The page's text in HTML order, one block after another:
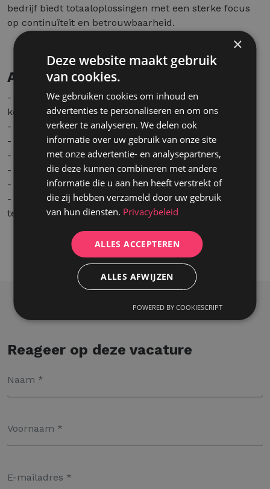
bedrijf biedt totaaloplossingen met een sterke focus
op continuïteit en betrouwbaarheid.
Aanbod
- Een aantrekkelijk loon in lijn met jouw ervaring en
kennis
- Servicewagen of kilometervergoeding
- Maaltijdcheques
- Ecocheques
- Ploegenpremie
- Hospitalisatieverzekering
- Een afwisselende functie binnen een stabiele en
technische werkomgeving
Reageer op deze vacature
×
Deze website maakt gebruik
van cookies.
We gebruiken cookies om inhoud en
advertenties te personaliseren en om ons
verkeer te analyseren. We delen ook
informatie over uw gebruik van onze site
met onze advertentie- en analysepartners,
die deze kunnen combineren met andere
informatie die u aan hen heeft verstrekt of
die zij hebben verzameld door uw gebruik
van hun diensten. Privacybeleid
ALLES ACCEPTEREN
ALLES AFWIJZEN
POWERED BY COOKIESCRIPT